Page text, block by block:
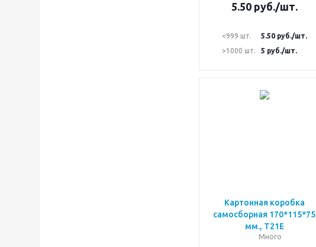
5.50руб./шт.
<999 шт. 5.50руб./шт.
>1000 шт.
5 руб./шт.
Картонная коробка
самосборная 170*115*75
мм., Т21Е
Много